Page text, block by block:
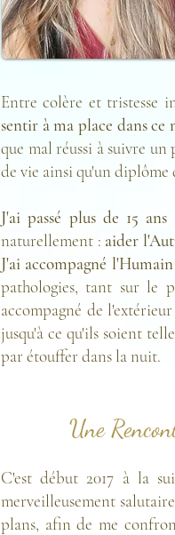
Entre colère et tristesse
sentir à ma place dans ce
que mal réussi à suivre
de vie ainsi qu'un
J'ai passé plus de 15 ans
naturellement : aider
J'ai accompagné l'Humain
pathologies, tant sur le
accompagné de
jusqu'à ce qu'ils soient
parétouffer dans la nuit.
Une
C'est début 2017 à la
merveilleusement
plans, afin de me